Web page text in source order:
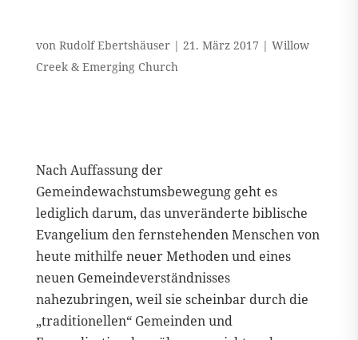
von Rudolf Ebertshäuser| 21. März 2017 | Willow
Creek & Emerging Church
Nach Auffassung der
Gemeindewachstumsbewegung geht es
lediglich darum, das unveränderte biblische
Evangelium den fernstehenden Menschen von
heute mithilfe neuer Methoden und eines
neuen Gemeindeverständnisses
nahezubringen, weil sie scheinbar durch die
„traditionellen“ Gemeinden und